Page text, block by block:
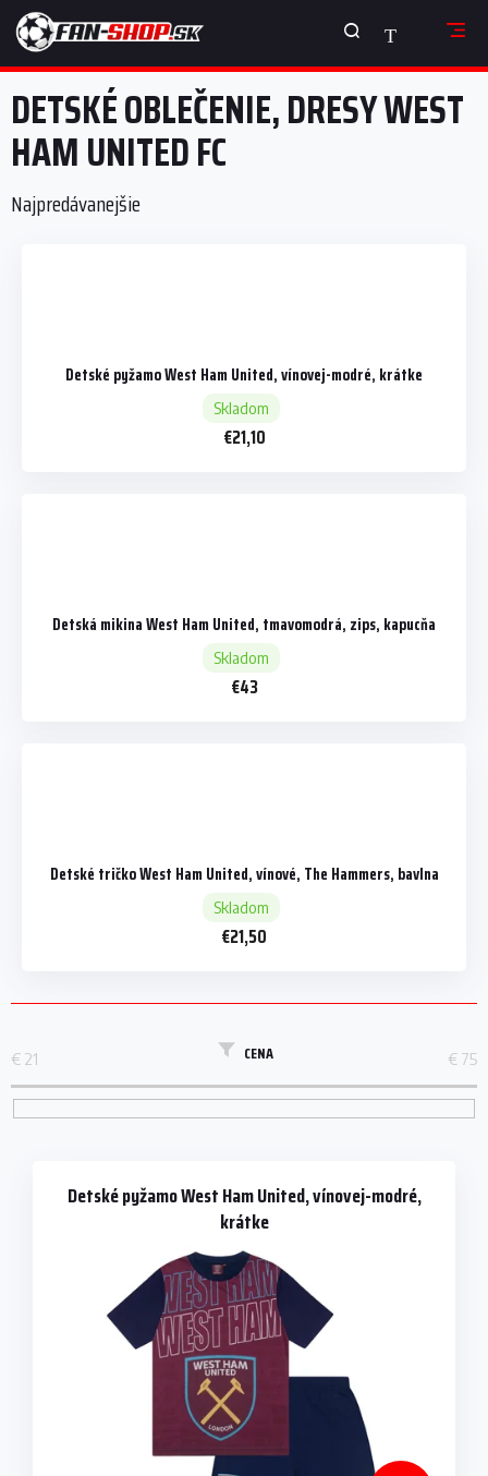
Prejsť
obsah
NÁKUPNÝ
KOŠÍK
DETSKÉ OBLEČENIE, DRESY WEST
HAM UNITED FC
Najpredávanejšie
Detské pyžamo West Ham United, vínovej-modré, krátke
Skladom
€21,10
Detská mikina West Ham United, tmavomodrá, zips, kapucňa
Skladom
€43
Detské tričko West Ham United, vínové, The Hammers, bavlna
Skladom
€21,50
CENA
€ 21 € 75
Detské pyžamo West Ham United, vínovej-modré,
krátke